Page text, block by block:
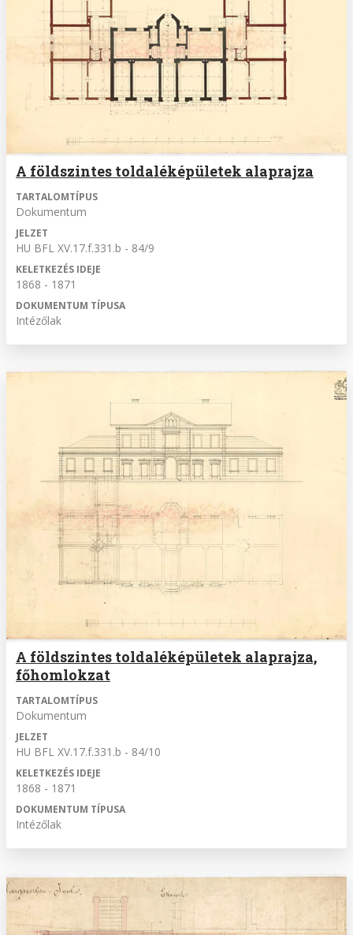
A földszintes toldaléképületek alaprajza
TARTALOMTÍPUS
Dokumentum
JELZET
HU BFL XV.17.f.331.b - 84/9
KELETKEZÉS IDEJE
1868 - 1871
DOKUMENTUM TÍPUSA
Intézőlak
A földszintes toldaléképületek alaprajza,
főhomlokzat
TARTALOMTÍPUS
Dokumentum
JELZET
HU BFL XV.17.f.331.b - 84/10
KELETKEZÉS IDEJE
1868 - 1871
DOKUMENTUM TÍPUSA
Intézőlak